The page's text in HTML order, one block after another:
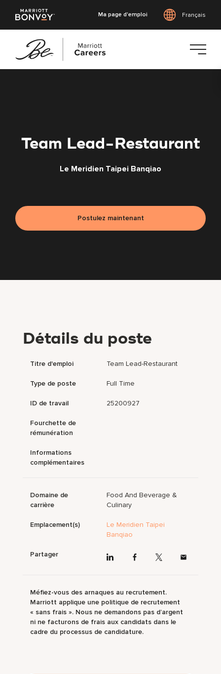
Ma page d'emploi Français
Team Lead-Restaurant
Le Meridien Taipei Banqiao
Postulez maintenant
Détails du poste
Titre d'emploi Team Lead-Restaurant
Type de poste Full Time
ID de travail 25200927
Fourchette de
rémunération
Informations
complémentaires
Domaine de
carrière
Food And Beverage &
Culinary
Emplacement(s)
Le Meridien Taipei
Banqiao
Partager
Méfiez-vous des arnaques au recrutement.
Marriott applique une politique de recrutement
« sans frais ». Nous ne demandons pas d’argent
ni ne facturons de frais aux candidats dans le
cadre du processus de candidature.